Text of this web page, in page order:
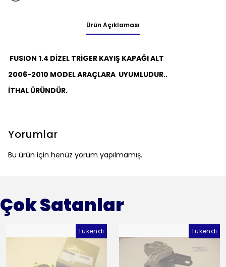
Ürün Açıklaması
FUSION 1.4 DİZEL TRİGER KAYIŞ KAPAĞI ALT
2006-2010 MODEL ARAÇLARA UYUMLUDUR..
İTHAL ÜRÜNDÜR.
Yorumlar
Bu ürün için henüz yorum yapılmamış.
Çok Satanlar
Tükendi Tükendi